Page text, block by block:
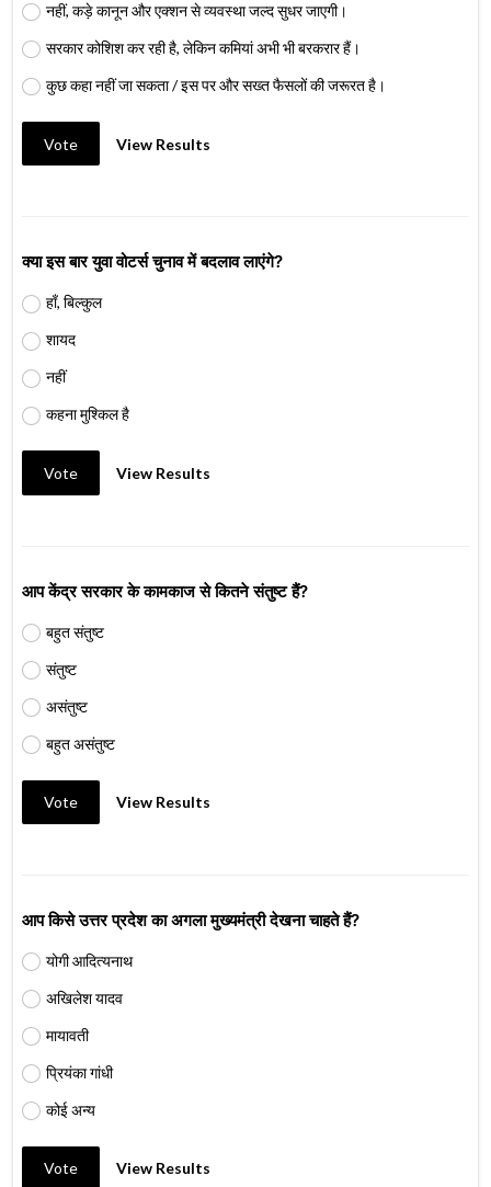
नहीं, कड़े कानून और एक्शन से व्यवस्था जल्द सुधर जाएगी।
सरकार कोशिश कर रही है, लेकिन कमियां अभी भी बरकरार हैं।
कुछ कहा नहीं जा सकता / इस पर और सख्त फैसलों की जरूरत है।
Vote View Results
क्या इस बार युवा वोटर्स चुनाव में बदलाव लाएंगे?
हाँ, बिल्कुल
शायद
नहीं
कहना मुश्किल है
Vote View Results
आप केंद्र सरकार के कामकाज से कितने संतुष्ट हैं?
बहुत संतुष्ट
संतुष्ट
असंतुष्ट
बहुत असंतुष्ट
Vote View Results
आप किसे उत्तर प्रदेश का अगला मुख्यमंत्री देखना चाहते हैं?
योगी आदित्यनाथ
अखिलेश यादव
मायावती
प्रियंका गांधी
कोई अन्य
Vote View Results